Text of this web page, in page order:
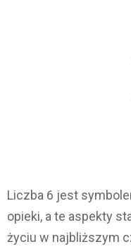
Liczba 6 jest
opieki, a te aspekty
życiu w najbliższym